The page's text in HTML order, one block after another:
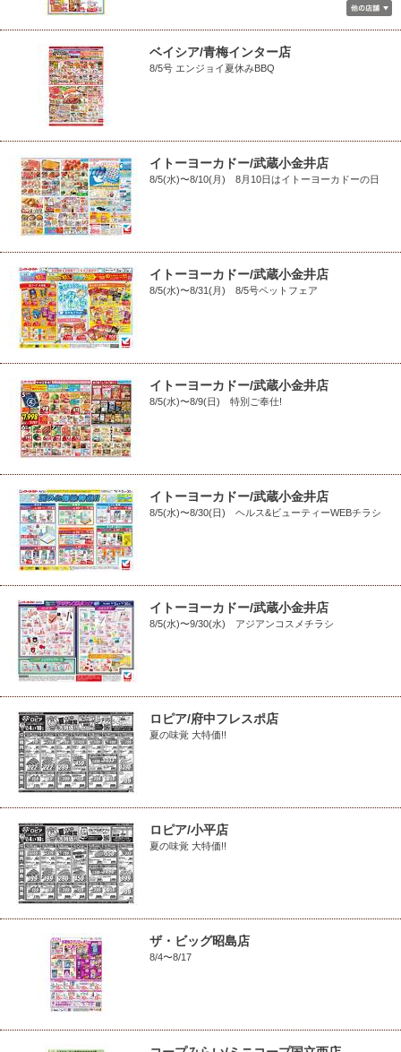
ベイシア/青梅インター店
8/5号 エンジョイ夏休みBBQ
イトーヨーカドー/武蔵小金井店
8/5(水)〜8/10(月) 8月10日はイトーヨーカドーの日
イトーヨーカドー/武蔵小金井店
8/5(水)〜8/31(月) 8/5号ペットフェア
イトーヨーカドー/武蔵小金井店
8/5(水)〜8/9(日) 特別ご奉仕!
イトーヨーカドー/武蔵小金井店
8/5(水)〜8/30(日) ヘルス&ビューティーWEBチラシ
イトーヨーカドー/武蔵小金井店
8/5(水)〜9/30(水) アジアンコスメチラシ
ロピア/府中フレスポ店
夏の味覚 大特価!!
ロピア/小平店
夏の味覚 大特価!!
ザ・ビッグ昭島店
8/4〜8/17